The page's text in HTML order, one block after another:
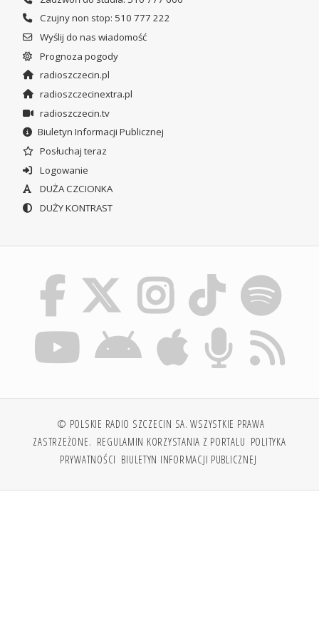
Czujny non stop: 510 777 222
Wyślij do nas wiadomość
Prognoza pogody
radioszczecin.pl
radioszczecinextra.pl
radioszczecin.tv
Biuletyn Informacji Publicznej
Posłuchaj teraz
Logowanie
DUŻA CZCIONKA
DUŻY KONTRAST
© POLSKIE RADIO SZCZECIN SA. WSZYSTKIE PRAWA
ZASTRZEŻONE. REGULAMIN KORZYSTANIA Z PORTALU POLITYKA
PRYWATNOŚCI BIULETYN INFORMACJI PUBLICZNEJ